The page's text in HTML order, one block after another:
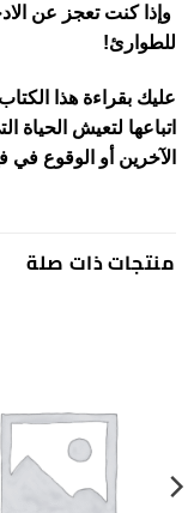
وإذا كنت تعجز عن
للطوارئ!
عليك بقراءة هذا
اتباعها لتعيش الحياة
الآخرين أو الوقوع
منتجات ذات صلة